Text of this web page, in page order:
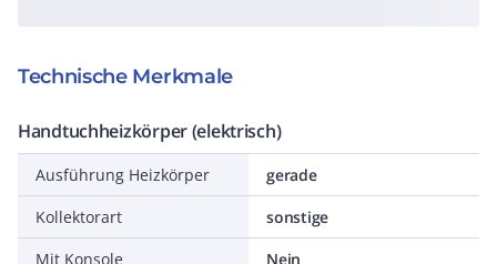
Technische Merkmale
Handtuchheizkörper (elektrisch)
Ausführung Heizkörper
gerade
Kollektorart
sonstige
Mit Konsole
Nein